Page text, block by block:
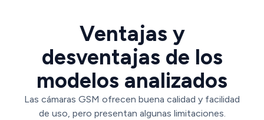
Ventajas y
desventajas de los
modelos analizados
Las cámaras GSM ofrecen buena calidad y facilidad
de uso, pero presentan algunas limitaciones.